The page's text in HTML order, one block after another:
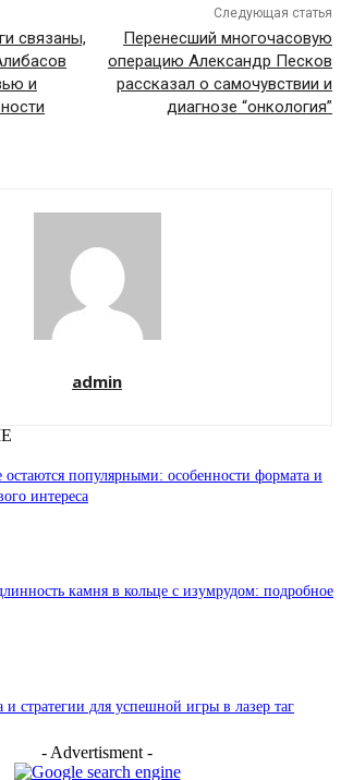
связаны,
и
Следующая статья
Перенесший многочасовую
операцию Александр Песков
рассказал о самочувствии и
диагнозе “онкология”
admin
популярными: особенности формата и
интереса
камня в кольце с изумрудом: подробное
стратегии для успешной игры в лазер таг
- Advertisment -